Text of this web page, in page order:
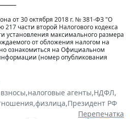
от 30 октября 2018 г. № 381-ФЗ "О
части второй Налогового кодекса
установления максимального размера
от обложения налогом на
ознакомиться на Официальном
(номер опубликования
,налоговые агенты,НДФЛ,
,физлица,Президент РФ
Перепечатка